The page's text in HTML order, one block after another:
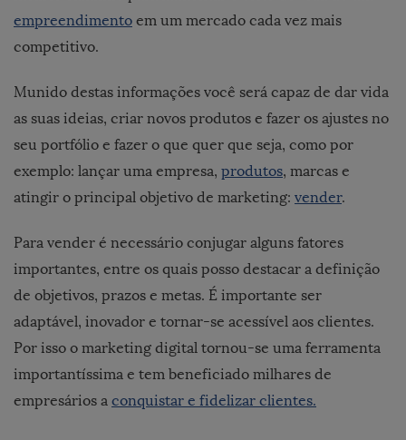
empreendimento em um mercado cada vez mais
competitivo.
Munido destas informações você será capaz de dar vida
as suas ideias, criar novos produtos e fazer os ajustes no
seu portfólio e fazer o que quer que seja, como por
exemplo: lançar uma empresa, produtos, marcas e
atingir o principal objetivo de marketing: vender.
Para vender é necessário conjugar alguns fatores
importantes, entre os quais posso destacar a definição
de objetivos, prazos e metas. É importante ser
adaptável, inovador e tornar-se acessível aos clientes.
Por isso o marketing digital tornou-se uma ferramenta
importantíssima e tem beneficiado milhares de
empresários a conquistar e fidelizar clientes.